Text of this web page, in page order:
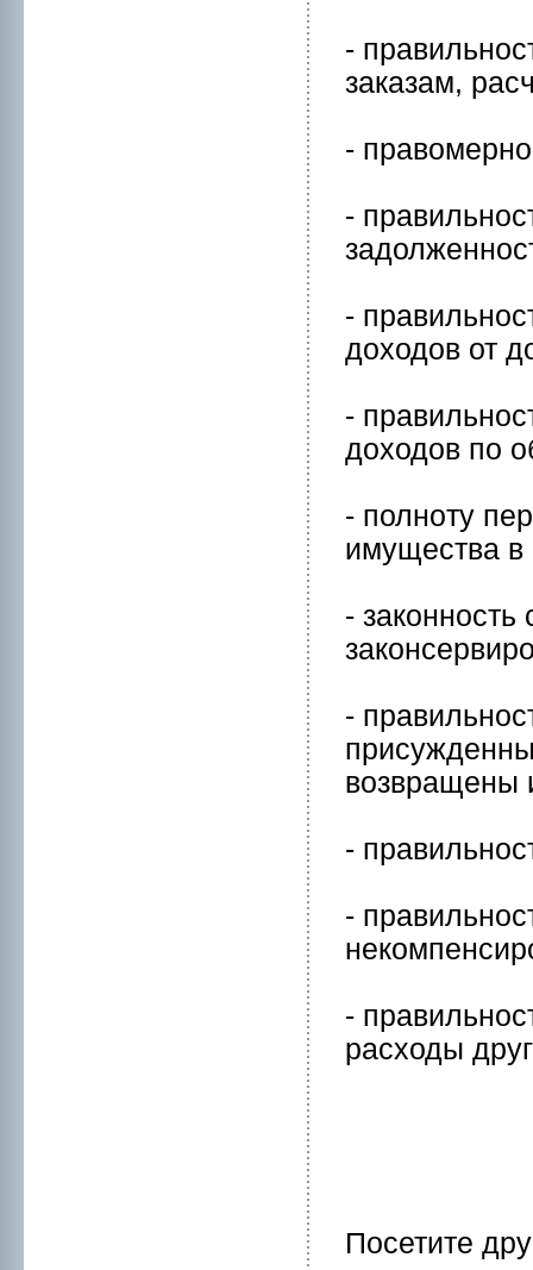
-
закaзам,
-
-
-
доходов от
-
доходов по
- полнoту
имущества в
-
-
возвращены
-
-
-
расходы
Посетите